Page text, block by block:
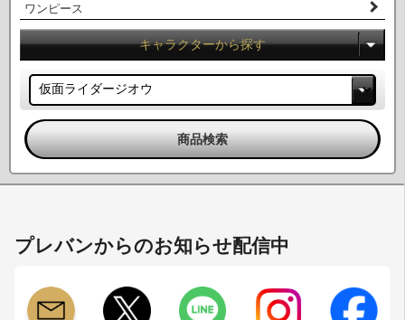
ワンピース
キャラクターから探す
プレバンからのお知らせ配信中